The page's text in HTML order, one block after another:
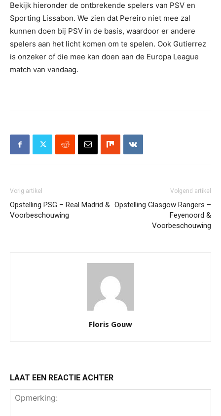
Bekijk hieronder de ontbrekende spelers van PSV en
Sporting Lissabon. We zien dat Pereiro niet mee zal
kunnen doen bij PSV in de basis, waardoor er andere
spelers aan het licht komen om te spelen. Ook Gutierrez
is onzeker of die mee kan doen aan de Europa League
match van vandaag.
Vorig artikel
Opstelling PSG – Real Madrid &
Voorbeschouwing
Volgend artikel
Opstelling Glasgow Rangers –
Feyenoord &
Voorbeschouwing
Floris Gouw
LAAT EEN REACTIE ACHTER